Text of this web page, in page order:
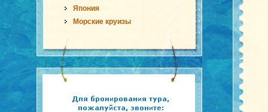
Япония
Морские круизы